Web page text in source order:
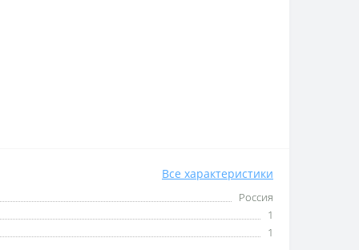
Все характеристики
Россия
1
1